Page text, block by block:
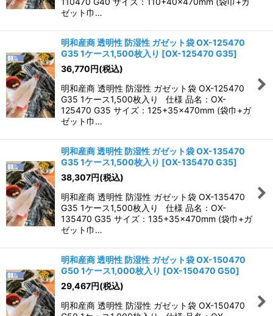
ゼット巾…
明和産商 透明性 防湿性 ガゼット袋 OX-125470
G35 1ケース1,500枚入り [OX-125470 G35]
36,770円(税込)
明和産商 透明性 防湿性 ガゼット袋 OX-125470
G35 1ケース1,500枚入り 仕様 品名：OX-
125470 G35 サイズ：125+35×470mm (袋巾+ガ
ゼット巾…
明和産商 透明性 防湿性 ガゼット袋 OX-135470
G35 1ケース1,500枚入り [OX-135470 G35]
38,307円(税込)
明和産商 透明性 防湿性 ガゼット袋 OX-135470
G35 1ケース1,500枚入り 仕様 品名：OX-
135470 G35 サイズ：135+35×470mm (袋巾+ガ
ゼット巾…
明和産商 透明性 防湿性 ガゼット袋 OX-150470
G50 1ケース1,000枚入り [OX-150470 G50]
29,467円(税込)
明和産商 透明性 防湿性 ガゼット袋 OX-150470